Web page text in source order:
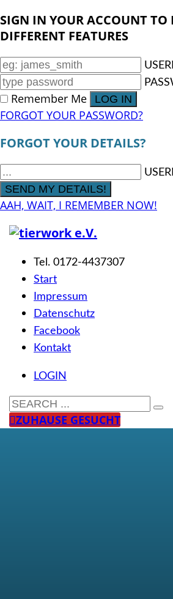
SIGN IN YOUR ACCOUNT TO
DIFFERENT FEATURES
Remember Me
FORGOT YOUR PASSWORD?
FORGOT YOUR DETAILS?
AAH, WAIT, I REMEMBER NOW!
Tel. 0172-4437307
Start
Impressum
Datenschutz
Facebook
Kontakt
LOGIN
ZUHAUSE GESUCHT